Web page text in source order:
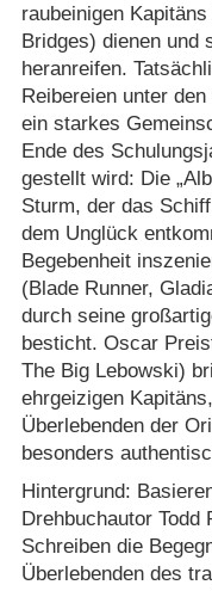
raubeinigen
Bridges) dienen und
heranreifen.
Reibereien unter
ein starkes
Ende des
gestellt wird: Die
Sturm, der das
dem Unglück
Begebenheit
(Blade Runner,
durch seine
besticht. Oscar
The Big Lebowski)
ehrgeizigen
Überlebenden der
besonders
Hintergrund:
Drehbuchautor Todd
Schreiben die
Überlebenden des